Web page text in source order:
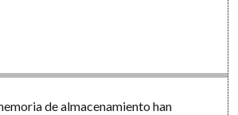
de almacenamiento han